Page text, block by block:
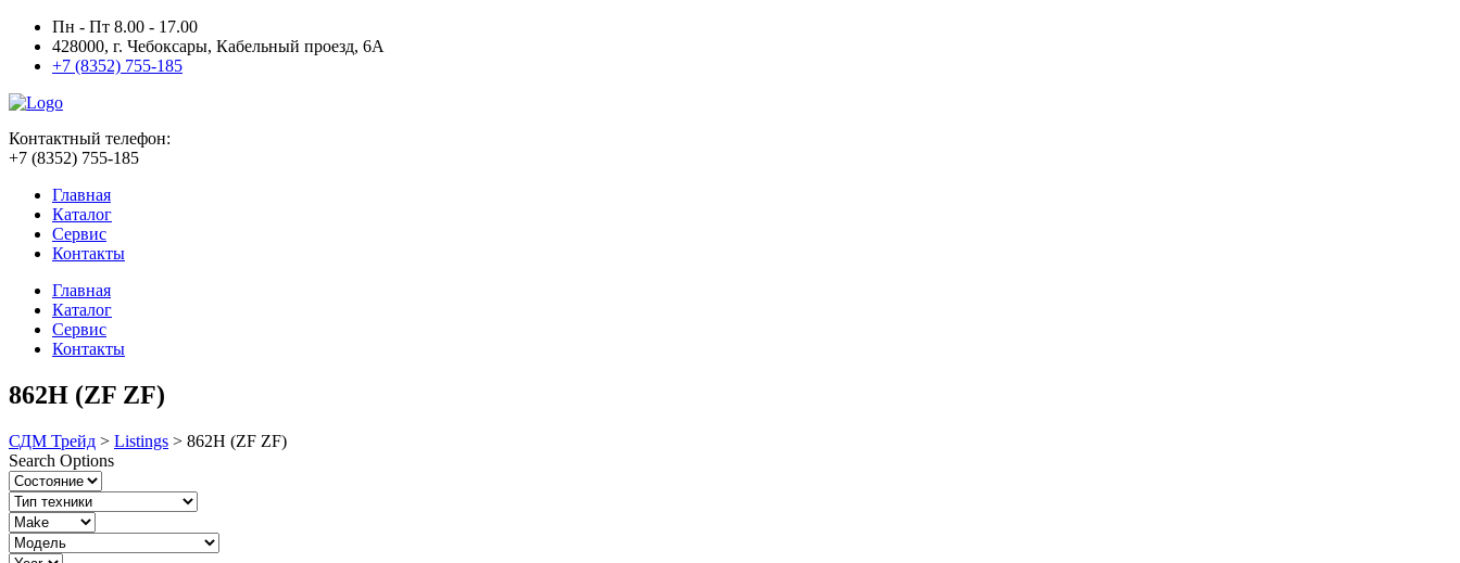
Пн - Пт 8.00 - 17.00
428000, г. Чебоксары, Кабельный проезд, 6А
+7 (8352) 755-185
Контактный телефон:
+7 (8352) 755-185
Главная
Каталог
Сервис
Контакты
Главная
Каталог
Сервис
Контакты
862H (ZF ZF)
СДМ Трейд > Listings > 862H (ZF ZF)
Search Options